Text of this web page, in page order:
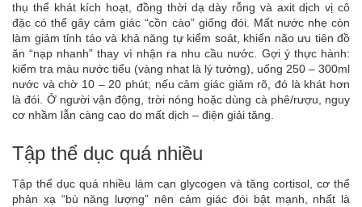
thụ thể khát kích hoạt, đồng thời dạ dày rỗng và axit dịch vị cô
đặc có thể gây cảm giác “cồn cào” giống đói. Mất nước nhẹ còn
làm giảm tỉnh táo và khả năng tự kiểm soát, khiến não ưu tiên đồ
ăn “nạp nhanh” thay vì nhận ra nhu cầu nước. Gợi ý thực hành:
kiểm tra màu nước tiểu (vàng nhạt là lý tưởng), uống 250 – 300ml
nước và chờ 10 – 20 phút; nếu cảm giác giảm rõ, đó là khát hơn
là đói. Ở người vận động, trời nóng hoặc dùng cà phê/rượu, nguy
cơ nhầm lẫn càng cao do mất dịch – điện giải tăng.
Tập thể dục quá nhiều
Tập thể dục quá nhiều làm cạn glycogen và tăng cortisol, cơ thể
phản xạ “bù năng lượng” nên cảm giác đói bật mạnh, nhất là